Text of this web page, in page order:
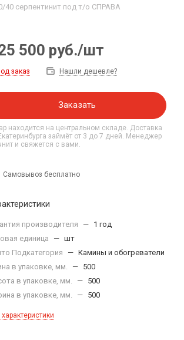
серпентинит под т/о СПРАВА
500 руб./шт
заказ Нашли дешевле?
Заказать
находится на центральном складе. Доставка
займёт от 3 до 7 дней. Менеджер
и свяжется с вами.
Самовывоз бесплатно
производителя — 1 год
единица
— шт
Подкатегория
— Камины и обогреватели
в упаковке, мм.
— 500
в упаковке, мм.
— 500
в упаковке, мм.
— 500